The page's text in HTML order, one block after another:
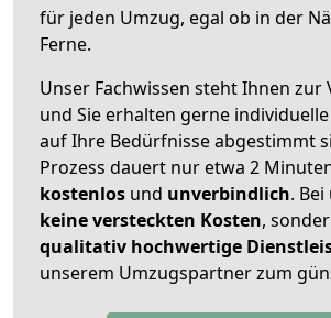
für jeden Umzug, egal ob in der
Ferne.
Unser Fachwissen steht Ihnen zur
und Sie erhalten gerne
auf Ihre Bedürfnisse abgestimmt
Prozess dauert nur etwa 2
kostenlos und unverbindlich.
keine versteckten Kosten,
qualitativ hochwertige
unserem Umzugspartner zum